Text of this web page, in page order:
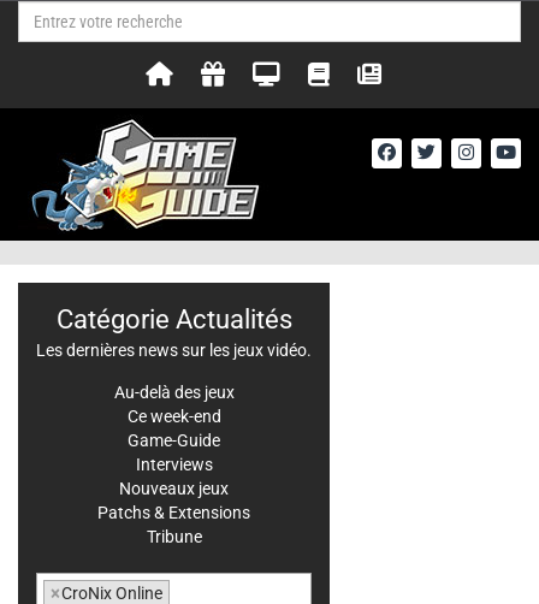
Catégorie Actualités
Les dernières news sur les jeux vidéo.
Au-delà des jeux
Ce week-end
Game-Guide
Interviews
Nouveaux jeux
Patchs & Extensions
Tribune
×CroNix Online